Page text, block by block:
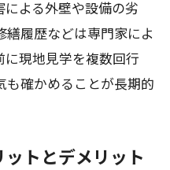
よる外壁や設備の劣
履歴などは専門家によ
に現地見学を複数回行
も確かめることが長期的
トとデメリット